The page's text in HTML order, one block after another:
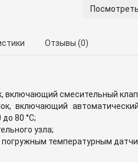
Отзывы (0)
включающий смесительный
включающий
80 °C;
узла;
погружным температурным